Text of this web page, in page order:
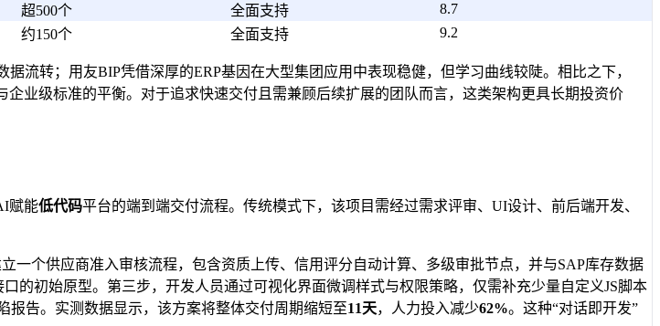
超500个 全面支持
8.7
约150个 全面支持 9.2
流转；用友BIP凭借深厚的ERP基因在大型集团应用中表现稳健，但学习曲线较陡。相比之下，
业级标准的平衡。对于追求快速交付且需兼顾后续扩展的团队而言，这类架构更具长期投资价
赋能低代码平台的端到端交付流程。传统模式下，该项目需经过需求评审、UI设计、前后端开发、
一个供应商准入审核流程，包含资质上传、信用评分自动计算、多级审批节点，并与SAP库存数据
的初始原型。第三步，开发人员通过可视化界面微调样式与权限策略，仅需补充少量自定义JS脚本
报告。实测数据显示，该方案将整体交付周期缩短至11天，人力投入减少62%。这种“对话即开发”